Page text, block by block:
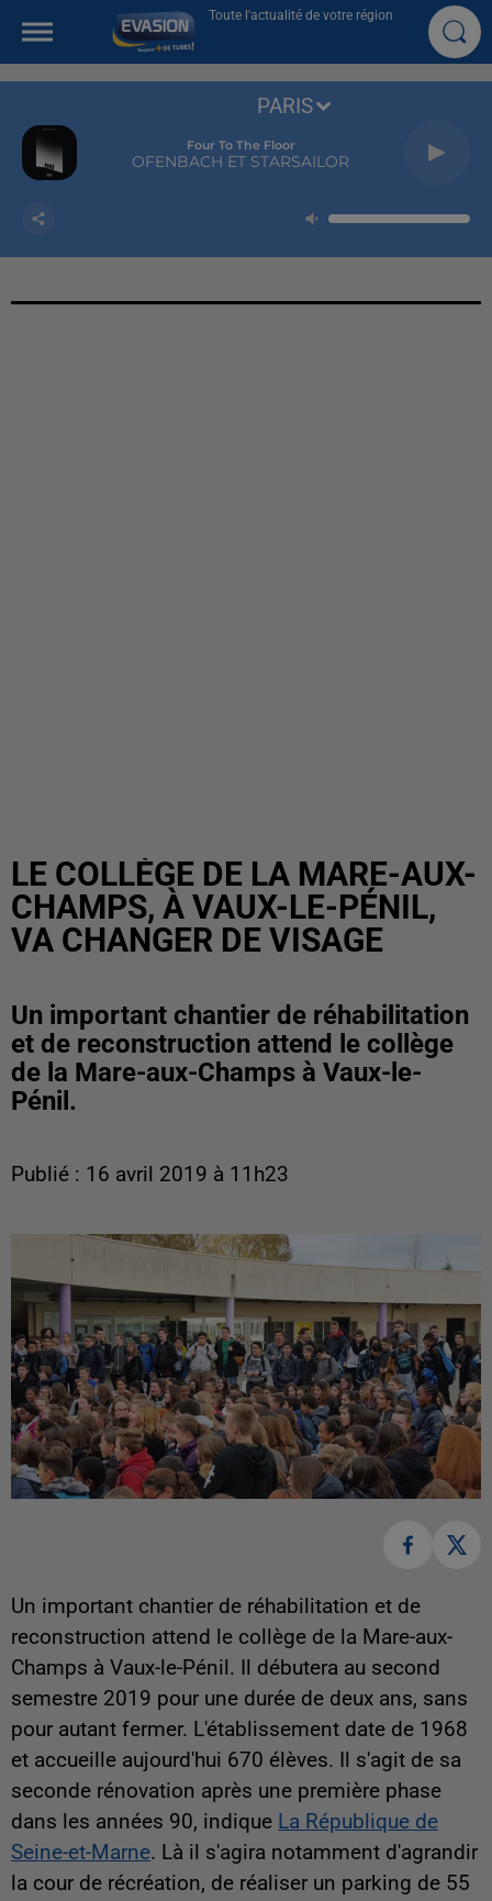
Toute l'actualité de votre région
Four To The Floor
OFENBACH ET STARSAILOR
PARIS
LE COLLÈGE DE LA MARE-AUX-
CHAMPS, À VAUX-LE-PÉNIL,
VA CHANGER DE VISAGE
Un important chantier de réhabilitation
et de reconstruction attend le collège
de la Mare-aux-Champs à Vaux-le-
Pénil.
Publié : 16 avril 2019 à 11h23
Un important chantier de réhabilitation et de
reconstruction attend le collège de la Mare-aux-
Champs à Vaux-le-Pénil. Il débutera au second
semestre 2019 pour une durée de deux ans, sans
pour autant fermer. L'établissement date de 1968
et accueille aujourd'hui 670 élèves. Il s'agit de sa
seconde rénovation après une première phase
dans les années 90, indique La République de
Seine-et-Marne. Là il s'agira notamment d'agrandir
la cour de récréation, de réaliser un parking de 55